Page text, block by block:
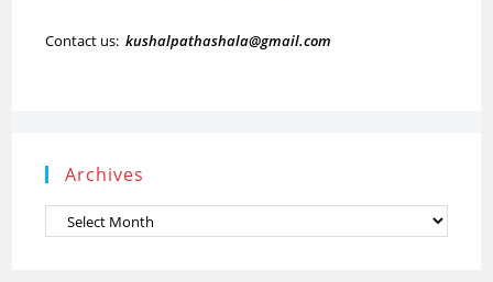
Contact us:kushalpathashala@gmail.com
Archives
Archives